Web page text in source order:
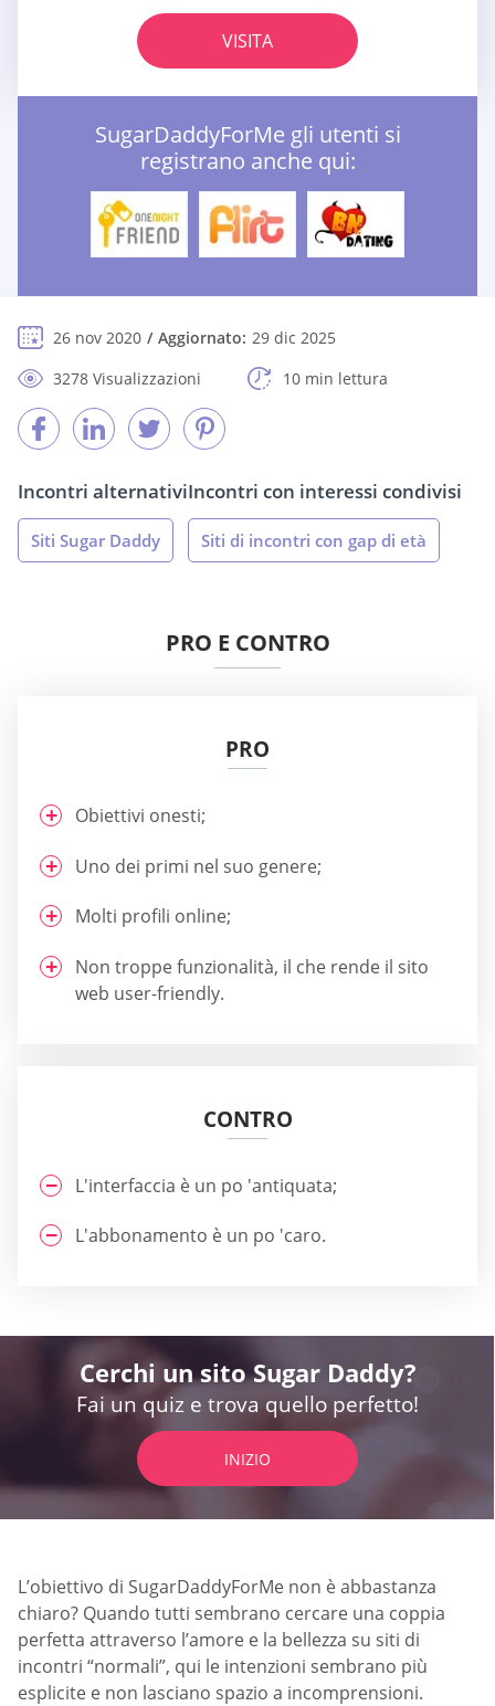
VISITA
SugarDaddyForMe gli utenti si
registrano anche qui:
26 nov 2020 Aggiornato: 29 dic 2025
3278 Visualizzazioni
10 min lettura
Incontri alternativi
Siti Sugar Daddy
Incontri con interessi condivisi
Siti di incontri con gap di età
PRO E CONTRO
PRO
Obiettivi onesti;
Uno dei primi nel suo genere;
Molti profili online;
Non troppe funzionalità, il che rende il sito
web user-friendly.
CONTRO
L'interfaccia è un po 'antiquata;
L'abbonamento è un po 'caro.
Cerchi un sito Sugar Daddy?
Fai un quiz e trova quello perfetto!
INIZIO
L’obiettivo di SugarDaddyForMe non è abbastanza
chiaro? Quando tutti sembrano cercare una coppia
perfetta attraverso l’amore e la bellezza su siti di
incontri “normali”, qui le intenzioni sembrano più
esplicite e non lasciano spazio a incomprensioni.